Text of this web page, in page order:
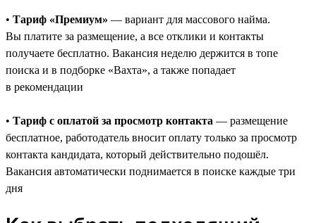
• Тариф «Премиум» — вариант для массового найма.
Вы платите за размещение, а все отклики и контакты
получаете бесплатно. Вакансия неделю держится в топе
поиска и в подборке «Вахта», а также попадает
в рекомендации
• Тариф с оплатой за просмотр контакта — размещение
бесплатное, работодатель вносит оплату только за просмотр
контакта кандидата, который действительно подошёл.
Вакансия автоматически поднимается в поиске каждые три
дня